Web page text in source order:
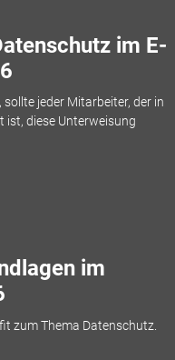
im E-
jeder Mitarbeiter, der in
ist, diese Unterweisung
im
zum Thema Datenschutz.